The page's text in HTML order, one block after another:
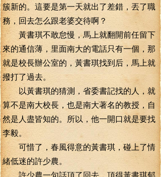
簇新的。這要是第一天就出了差錯，丟了職
務，回去怎么跟老婆交待啊？
黃書琪不敢怠慢，馬上就翻開前任留下
來的通信薄，里面南大的電話只有一個，那
就是校長辦公室的，黃書琪找到后，馬上就
撥打了過去。
以黃書琪的猜測，省委書記找的人，就
算不是南大校長，也是南大著名的教授，自
然是人盡皆知的。所以，他一開口就是要找
李毅。
可惜了，春風得意的黃書琪，碰上了情
緒低迷的許少農。
許少農一句話頂了回去，頂得黃書琪郁